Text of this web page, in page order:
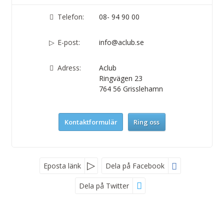
Telefon: 08- 94 90 00
E-post: info@aclub.se
Adress:
Aclub
Ringvägen 23
764 56 Grisslehamn
Kontaktformulär Ring oss
Nyhetsbrev
Eposta länk Dela på Facebook
Dela på Twitter